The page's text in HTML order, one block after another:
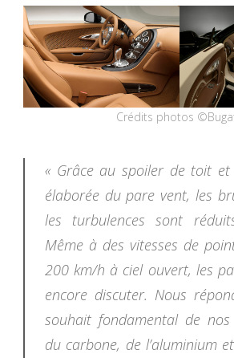
Crédits photos
« Grâce au spoiler de toit
élaborée du pare vent, les
les turbulences sont
Même à des vitesses de
200 km/h à ciel ouvert, les
encore discuter. Nous
souhait fondamental de
du carbone, de l’aluminium